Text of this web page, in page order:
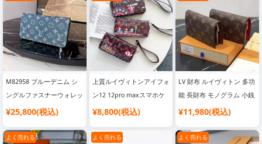
M82958 ブルーデニム シ
ングルファスナーウォレッ
トシリーズ ジッピーファ
ラムジャカードデニムが再
¥25,800(税込)
上質ルイヴィトンアイフォ
ン12 12pro maxスマホケ
ース LV 財布型カード収納
ネス風ブランド柄 ルイヴ
¥8,800(税込)
LV 財布 ルイヴィトン 多功
能 長財布 モノグラム 小銭
入れ カードポケット付き
れ メンズ レディース 大容
¥11,980(税込)
よく売れる よく売れる よく売れる